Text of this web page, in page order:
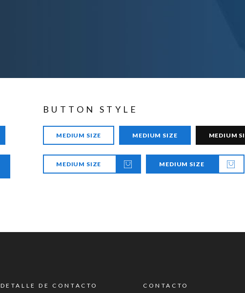
BUTTON STYLE
MEDIUM SIZE MEDIUM SIZE MEDIUM
MEDIUM SIZE MEDIUM SIZE
DETALLE DE CONTACTO CONTACTO